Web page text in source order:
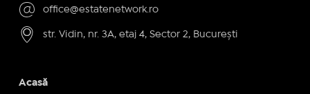
office@estatenetwork.ro
str. Vidin, nr. 3A, etaj 4, Sector 2, București
Acasă